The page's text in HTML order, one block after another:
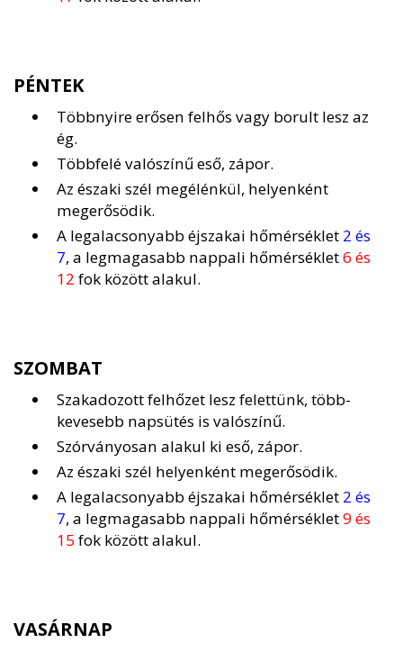
PÉNTEK
Többnyire erősen felhős vagy borult lesz az
ég.
Többfelé valószínű eső, zápor.
Az északi szél megélénkül, helyenként
megerősödik.
A legalacsonyabb éjszakai hőmérséklet 2 és
7, a legmagasabb nappali hőmérséklet6 és
12 fok között alakul.
SZOMBAT
Szakadozott felhőzet lesz felettünk, több-
kevesebb napsütés is valószínű.
Szórványosan alakul ki eső, zápor.
Az északi szél helyenként megerősödik.
A legalacsonyabb éjszakai hőmérséklet 2 és
7, a legmagasabb nappali hőmérséklet9 és
15 fok között alakul.
VASÁRNAP